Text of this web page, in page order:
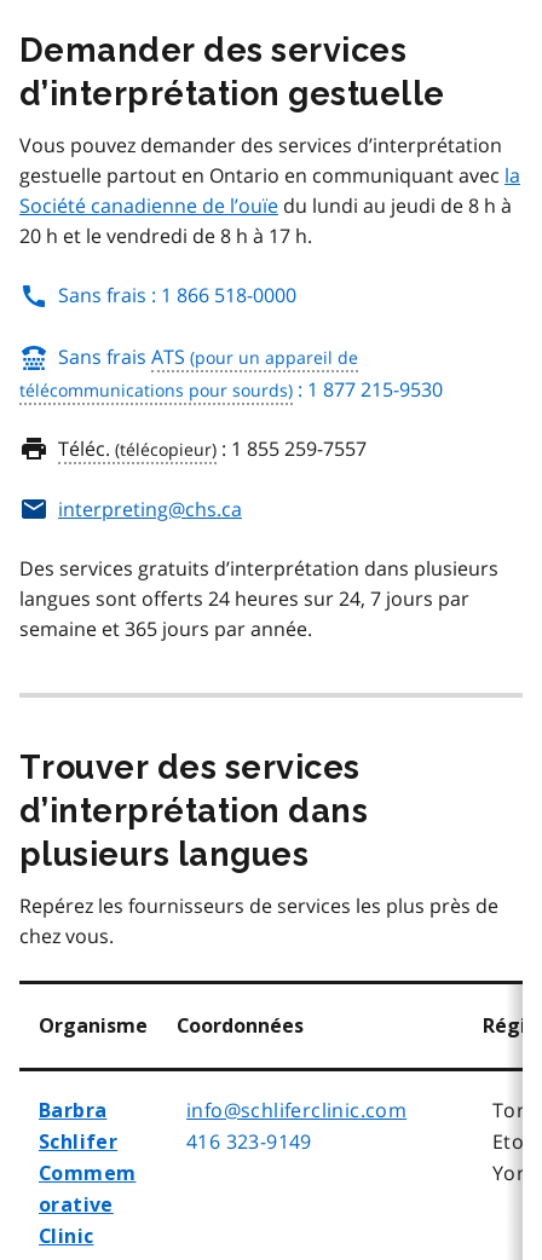
Demander des services
d’interprétation gestuelle
Vous pouvez demander des services d’interprétation
gestuelle partout en Ontario en communiquant avec la
Société canadienne de l’ouïe du lundi au jeudi de 8 h à
20 h et le vendredi de 8 h à 17 h.
Sans frais : 1 866 518-0000
Sans frais ATS
: 1 877 215-9530
Téléc. : 1 855 259-7557
interpreting@chs.ca
Des services gratuits d’interprétation dans plusieurs
langues sont offerts 24 heures sur 24, 7 jours par
semaine et 365 jours par année.
Trouver des services
d’interprétation dans
plusieurs langues
Repérez les fournisseurs de services les plus près de
chez vous.
Organisme Coordonnées
Barbra
Schlifer
Commem
orative
Clinic
info@schliferclinic.com
416 323-9149
York